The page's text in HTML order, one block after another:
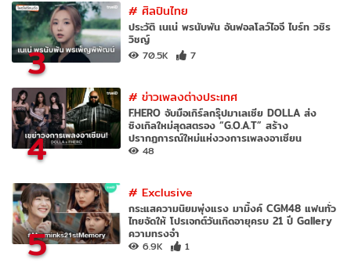
3
#ศิลปินไทย
ประวัติ เนเน่ พรนับพัน อันฟอลโลว์ไอจี ไบร์ท วชิร
วิชญ์
70.5K 7
4
#ข่าวเพลงต่างประเทศ
F.HERO จับมือเกิร์ลกรุ๊ปมาเลเซีย DOLLA ส่ง
ซิงเกิลใหม่สุดสตรอง “G.O.A.T” สร้าง
ปรากฏการณ์ใหม่แห่งวงการเพลงอาเซียน
48
5
#Exclusive
กระแสความนิยมพุ่งแรง มามิ้งค์ CGM48 แฟนทั่ว
ไทยจัดให้ โปรเจกต์วันเกิดอายุครบ 21 ปี Gallery
ความทรงจำ
6.9K 1